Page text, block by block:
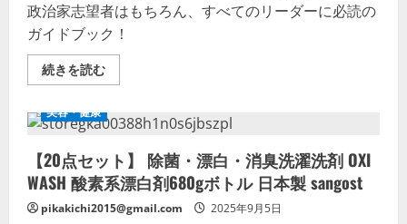
政治家志望者はもちろん、すべてのリーダーに必読の
ガイドブック！
続きを読む石
破
退
陣
報
に
寄
せ
て
美容・健康
【20点セット】 除菌・漂白・消臭洗濯洗剤 OXI
WASH 酸素系漂白剤680gボトル 日本製 sangost
pikakichi2015@gmail.com 2025年9月5日